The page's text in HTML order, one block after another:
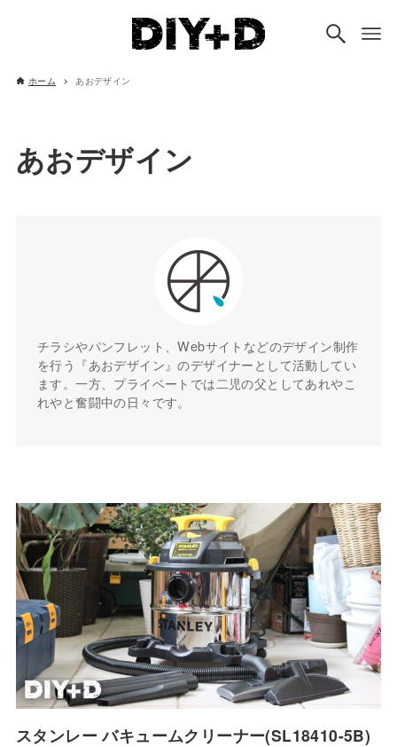
ホーム あおデザイン
あおデザイン
チラシやパンフレット、Webサイトなどのデザイン制作
を行う『あおデザイン』のデザイナーとして活動してい
ます。一方、プライベートでは二児の父としてあれやこ
れやと奮闘中の日々です。
スタンレー バキュームクリーナー(SL18410-5B)